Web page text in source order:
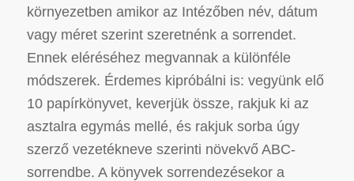
környezetben amikor az Intézőben név, dátum
vagy méret szerint szeretnénk a sorrendet.
Ennek eléréséhez megvannak a különféle
módszerek. Érdemes kipróbálni is: vegyünk elő
10 papírkönyvet, keverjük össze, rakjuk ki az
asztalra egymás mellé, és rakjuk sorba úgy
szerző vezetékneve szerinti növekvő ABC-
sorrendbe. A könyvek sorrendezésekor a